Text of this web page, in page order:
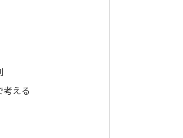
考える